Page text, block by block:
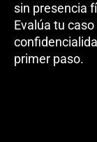
sin presencia
Evalúa tu caso
primer paso.